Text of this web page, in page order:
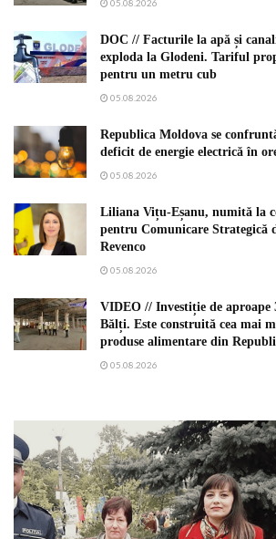
05.08.2026
DOC // Facturile la apă și
exploda la Glodeni. Tariful
pentru un metru cub
05.08.2026
Republica Moldova se
deficit de energie electrică în
05.08.2026
Liliana Vițu-Eșanu, numită la
pentru Comunicare Strategică
Revenco
05.08.2026
VIDEO // Investiție de aproape
Bălți. Este construită cea mai
produse alimentare din
05.08.2026